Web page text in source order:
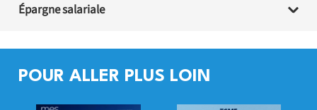
Épargne salariale
POUR ALLER PLUS LOIN